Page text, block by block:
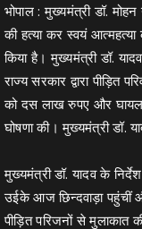
भोपाल : मुख्यमंत्री डॉ. मोहन
की हत्या कर स्वयं
किया है। मुख्यमंत्री डॉ.
राज्य सरकार द्वारा पीड़ित
को दस लाख रुपए और
घोषणा की। मुख्यमंत्री डॉ.
मुख्यमंत्री डॉ. यादव के
उईके आज छिन्दवाड़ा पहुंचीं
पीड़ित परिजनों से मुलाकात